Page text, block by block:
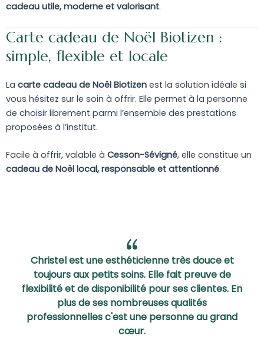
cadeau utile, moderne et valorisant.
Carte cadeau de Noël Biotizen :
simple, flexible et locale
La carte cadeau de Noël Biotizen est la solution idéale si
vous hésitez sur le soin à offrir. Elle permet à la personne
de choisir librement parmi l’ensemble des prestations
proposées à l’institut.
Facile à offrir, valable à Cesson-Sévigné, elle constitue un
cadeau de Noël local, responsable et attentionné.
Christel est une esthéticienne très douce et
toujours aux petits soins. Elle fait preuve de
flexibilité et de disponibilité pour ses clientes. En
plus de ses nombreuses qualités
professionnelles c'est une personne au grand
cœur.